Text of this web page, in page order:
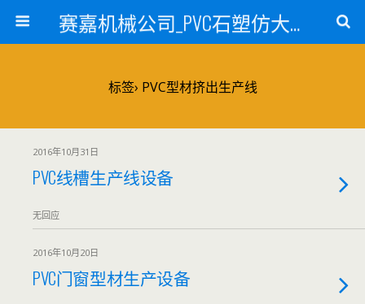
赛嘉机械公司_PVC石塑仿大理石线条生产线_PVC仿大理石板材生产设备_PVC门窗型材生产设备_PVC扣板设备_PVC/WPC发泡板材生产线_PVC波浪瓦生产设备_地毯覆膜TPR TPE设备_TPR鞋边条生产设备_PVC封边条卡条生产设备_PVC造料设备_PVC PE PP管材生产线_混合机
标签› PVC型材挤出生产线
2016年10月31日
PVC线槽生产线设备
无回应
2016年10月20日
PVC门窗型材生产设备